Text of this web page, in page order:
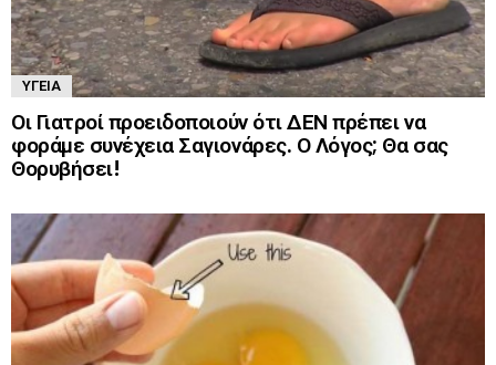
ΥΓΕΊΑ
Οι Γιατροί προειδοποιούν ότι ΔΕΝ πρέπει να
φοράμε συνέχεια Σαγιονάρες. Ο Λόγος; Θα σας
Θορυβήσει!